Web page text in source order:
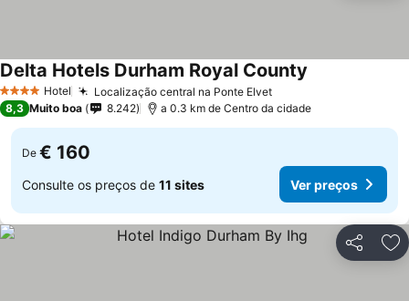
4 EstrelasHotel Localização central na Ponte Elvet
Delta Hotels Durham Royal County
8,3 Muito boa 8.242 a 0.3 km de Centro da cidade
De € 160
Consulte os preços de 11 sites Ver preços
Partilhar